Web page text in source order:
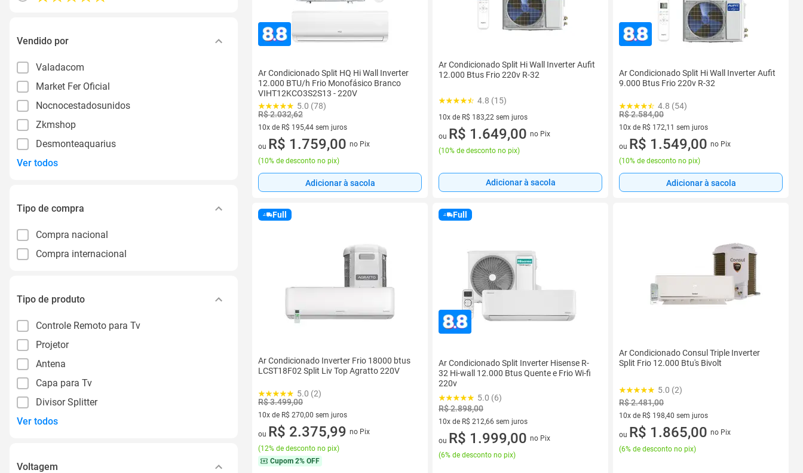
Vendido por
Valadacom
Market Fer Oficial
Nocnocestadosunidos
Zkmshop
Desmonteaquarius
Ver todos
Tipo de compra
Compra nacional
Compra internacional
Tipo de produto
Controle Remoto para Tv
Projetor
Antena
Capa para Tv
Divisor Splitter
Ver todos
Voltagem
Ar Condicionado Split HQ Hi Wall Inverter
12.000 BTU/h Frio Monofásico Branco
VIHT12KCO3S2S13 - 220V
5.0 (78)
R$ 2.032,62
10x de R$ 195,44 sem juros
10 vez de R$ 195,44 sem juros
ou R$ 1.759,00 no Pix
(10% de desconto no pix)
Adicionar à sacola
Ar Condicionado Split Hi Wall Inverter Aufit
12.000 Btus Frio 220v R-32
4.8 (15)
10x de R$ 183,22 sem juros
10 vez de R$ 183,22 sem juros
ou R$ 1.649,00 no Pix
(10% de desconto no pix)
Adicionar à sacola
Ar Condicionado Split Hi Wall Inverter Aufit
9.000 Btus Frio 220v R-32
4.8 (54)
R$ 2.584,00
10x de R$ 172,11 sem juros
10 vez de R$ 172,11 sem juros
ou R$ 1.549,00 no Pix
(10% de desconto no pix)
Adicionar à sacola
Full
Ar Condicionado Inverter Frio 18000 btus
LCST18F02 Split Liv Top Agratto 220V
5.0 (2)
R$ 3.499,00
10x de R$ 270,00 sem juros
10 vez de R$ 270,00 sem juros
ou R$ 2.375,99 no Pix
(12% de desconto no pix)
Cupom 2% OFF
Full
Ar Condicionado Split Inverter Hisense R-
32 Hi-wall 12.000 Btus Quente e Frio Wi-fi
220v
5.0 (6)
R$ 2.898,00
10x de R$ 212,66 sem juros
10 vez de R$ 212,66 sem juros
ou R$ 1.999,00 no Pix
(6% de desconto no pix)
Ar Condicionado Consul Triple Inverter
Split Frio 12.000 Btu's Bivolt
5.0 (2)
R$ 2.481,00
10x de R$ 198,40 sem juros
10 vez de R$ 198,40 sem juros
ou R$ 1.865,00 no Pix
(6% de desconto no pix)